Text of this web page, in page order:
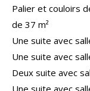
Palier et couloirs
de 37 m²
Une suite avec
Une suite avec
Deux suite avec
Une suite avec